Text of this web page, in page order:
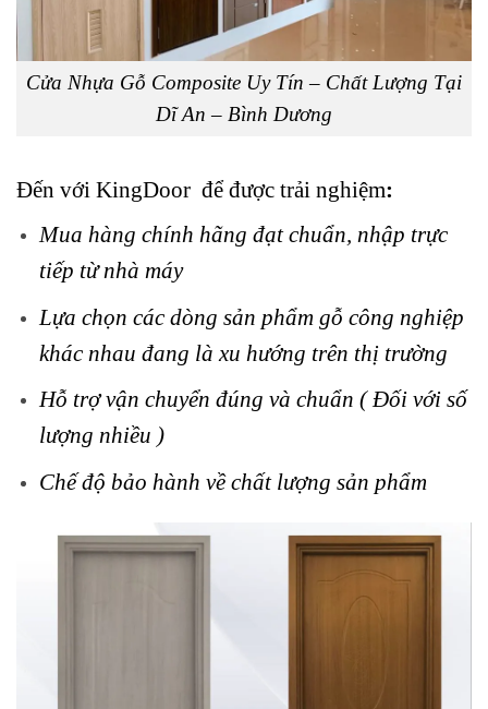
Cửa Nhựa Gỗ Composite Uy Tín – Chất Lượng Tại
Dĩ An – Bình Dương
Đến với KingDoor để được trải nghiệm:
Mua hàng chính hãng đạt chuẩn, nhập trực
tiếp từ nhà máy
Lựa chọn các dòng sản phẩm gỗ công nghiệp
khác nhau đang là xu hướng trên thị trường
Hỗ trợ vận chuyển đúng và chuẩn ( Đối với số
lượng nhiều )
Chế độ bảo hành về chất lượng sản phẩm